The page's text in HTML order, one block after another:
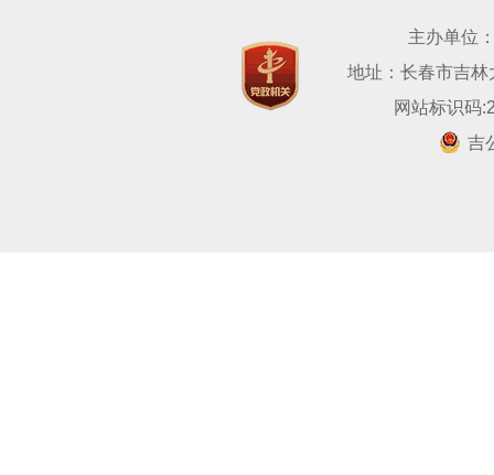
主办单位
地址：长春市吉
网站标识码
吉